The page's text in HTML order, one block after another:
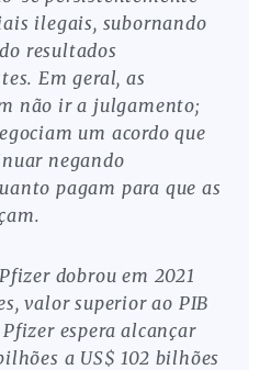
ilegais, subornando
resultados
Em geral, as
não ir a julgamento;
um acordo que
negando
pagam para que as
dobrou em 2021
valor superior ao PIB
espera alcançar
a US$ 102 bilhões